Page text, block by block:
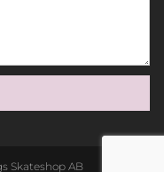
Skateshop AB